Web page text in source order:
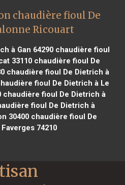
chaudière fioul De
Ricouart
à Gan 64290chaudière fioul
33110 chaudière fioul De
chaudière fioul De Dietrich à
fioul De Dietrich à Le
chaudière fioul De Dietrich à
fioul De Dietrich à
30400chaudière fioul De
74210